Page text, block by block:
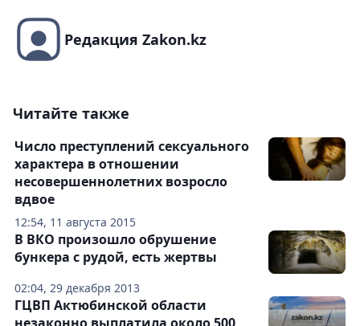
Редакция Zakon.kz
Читайте также
12:54, 11 августа 2015
Число преступлений сексуального
характера в отношении
несовершеннолетних возросло
вдвое
02:04, 29 декабря 2013
В ВКО произошло обрушение
бункера с рудой, есть жертвы
ГЦВП Актюбинской области